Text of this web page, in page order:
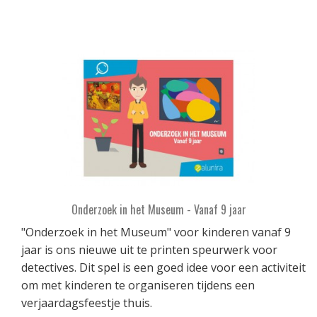
Onderzoek in het Museum - Vanaf 9 jaar
"Onderzoek in het Museum" voor kinderen vanaf 9
jaar is ons nieuwe uit te printen speurwerk voor
detectives. Dit spel is een goed idee voor een activiteit
om met kinderen te organiseren tijdens een
verjaardagsfeestje thuis.